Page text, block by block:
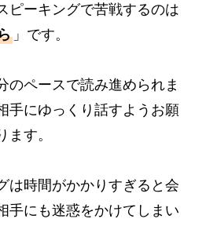
ピーキングで苦戦するのは
」です。
のペースで読み進められま
手にゆっくり話すようお願
ます。
は時間がかかりすぎると会
手にも迷惑をかけてしまい